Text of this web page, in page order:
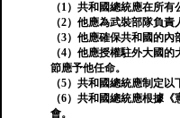
（1）共和國總統應在所有
（2）他應為武裝部隊負責
（3）他應確保共和國的內
（4）他應授權駐外大國
節應予他任命。
（5）共和國總統應制定以
（6）共和國總統應根據
會。